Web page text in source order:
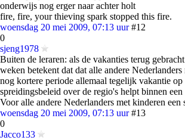
onderwijs nog erger naar achter holt
fire, fire, your thieving spark stopped this fire.
woensdag 20 mei 2009, 07:13 uur #12
0
sjeng1978
Buiten de leraren: als de vakanties terug
weken betekent dat dat alle andere
nog kortere periode allemaal tegelijk vakantie
spreidingsbeleid over de regio's helpt binnen
Voor alle andere Nederlanders met kinderen een
woensdag 20 mei 2009, 07:13 uur #13
0
Jacco133